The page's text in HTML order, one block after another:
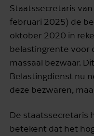
Staatssecretaris
februari 2025) de
oktober 2020 in
belastingrente voor
massaal bezwaar.
Belastingdienst nu
deze bezwaren,
De staatssecretaris
betekent dat het